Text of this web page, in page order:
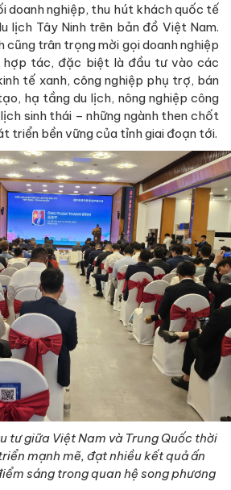
doanh nghiệp, thu hút khách quốc tế
lịch Tây Ninh trên bản đồ Việt Nam.
cũng trân trọng mời gọi doanh nghiệp
hợp tác, đặc biệt là đầu tư vào các
tế xanh, công nghiệp phụ trợ, bán
hạ tầng du lịch, nông nghiệp công
sinh thái – những ngành then chốt
triển bền vững của tỉnh giai đoạn tới.
tư giữa Việt Nam và Trung Quốc thời
mạnh mẽ, đạt nhiều kết quả ấn
sáng trong quan hệ song phương